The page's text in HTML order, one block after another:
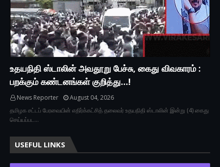
உதயநிதி ஸ்டாலின் அவதூறு பேச்சு, கைது விவகாரம் :
பறக்கும் கண்டனங்கள் குறித்து...!
News Reporter
August 04, 2026
தமிழக சட்டப் பேரவையின் எதிர்க்கட்சித் தலைவர் உதயநிதி ஸ்டாலின் இன்று (4) கைது
செய்யப்பட…
USEFUL LINKS